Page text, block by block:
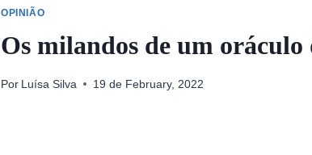
OPINIÃO
Os milandos de um oráculo
Por Luísa Silva 19 de February, 2022